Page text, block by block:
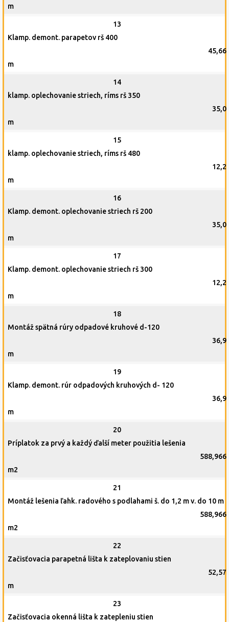
m
13
Klamp. demont. parapetov rš 400
45,66
m
14
klamp. oplechovanie striech, ríms rš 350
35,0
m
15
klamp. oplechovanie striech, ríms rš 480
12,2
m
16
Klamp. demont. oplechovanie striech rš 200
35,0
m
17
Klamp. demont. oplechovanie striech rš 300
12,2
m
18
Montáž spätná rúry odpadové kruhové d-120
36,9
m
19
Klamp. demont. rúr odpadových kruhových d- 120
36,9
m
20
Príplatok za prvý a každý ďalší meter použitia lešenia
588,966
m2
21
Montáž lešenia ľahk. radového s podlahami š. do 1,2 m v. do 10 m
588,966
m2
22
Začisťovacia parapetná lišta k zateplovaniu stien
52,57
m
23
Začisťovacia okenná lišta k zatepleniu stien